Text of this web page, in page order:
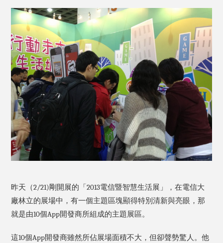
昨天（2/21)剛開展的「2013電信暨智慧生活展」，在電信大
廠林立的展場中，有一個主題區塊顯得特別清新與亮眼，那
就是由10個App開發商所組成的主題展區。
這10個App開發商雖然所佔展場面積不大，但卻聲勢驚人。他